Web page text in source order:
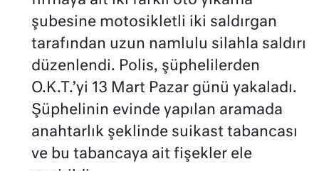
şubesine motosikletli iki saldırgan
tarafından uzun namlulu silahla saldırı
düzenlendi. Polis, şüphelilerden
O.K.T.’yi 13 Mart Pazar günü yakaladı.
Şüphelinin evinde yapılan aramada
anahtarlık şeklinde suikast tabancası
ve bu tabancaya ait fişekler ele